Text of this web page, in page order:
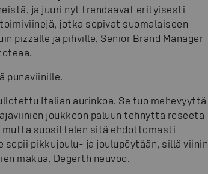
ja juuri nyt trendaavat erityisesti
jotka sopivat suomalaiseen
pizzalle ja pihville, Senior Brand Manager
punaviinille.
Italian aurinkoa. Se tuo mehevyyttä
joukkoon paluun tehnyttä roseeta
suosittelen sitä ehdottomasti
pikkujoulu- ja joulupöytään, sillä viinin
makua, Degerth neuvoo.